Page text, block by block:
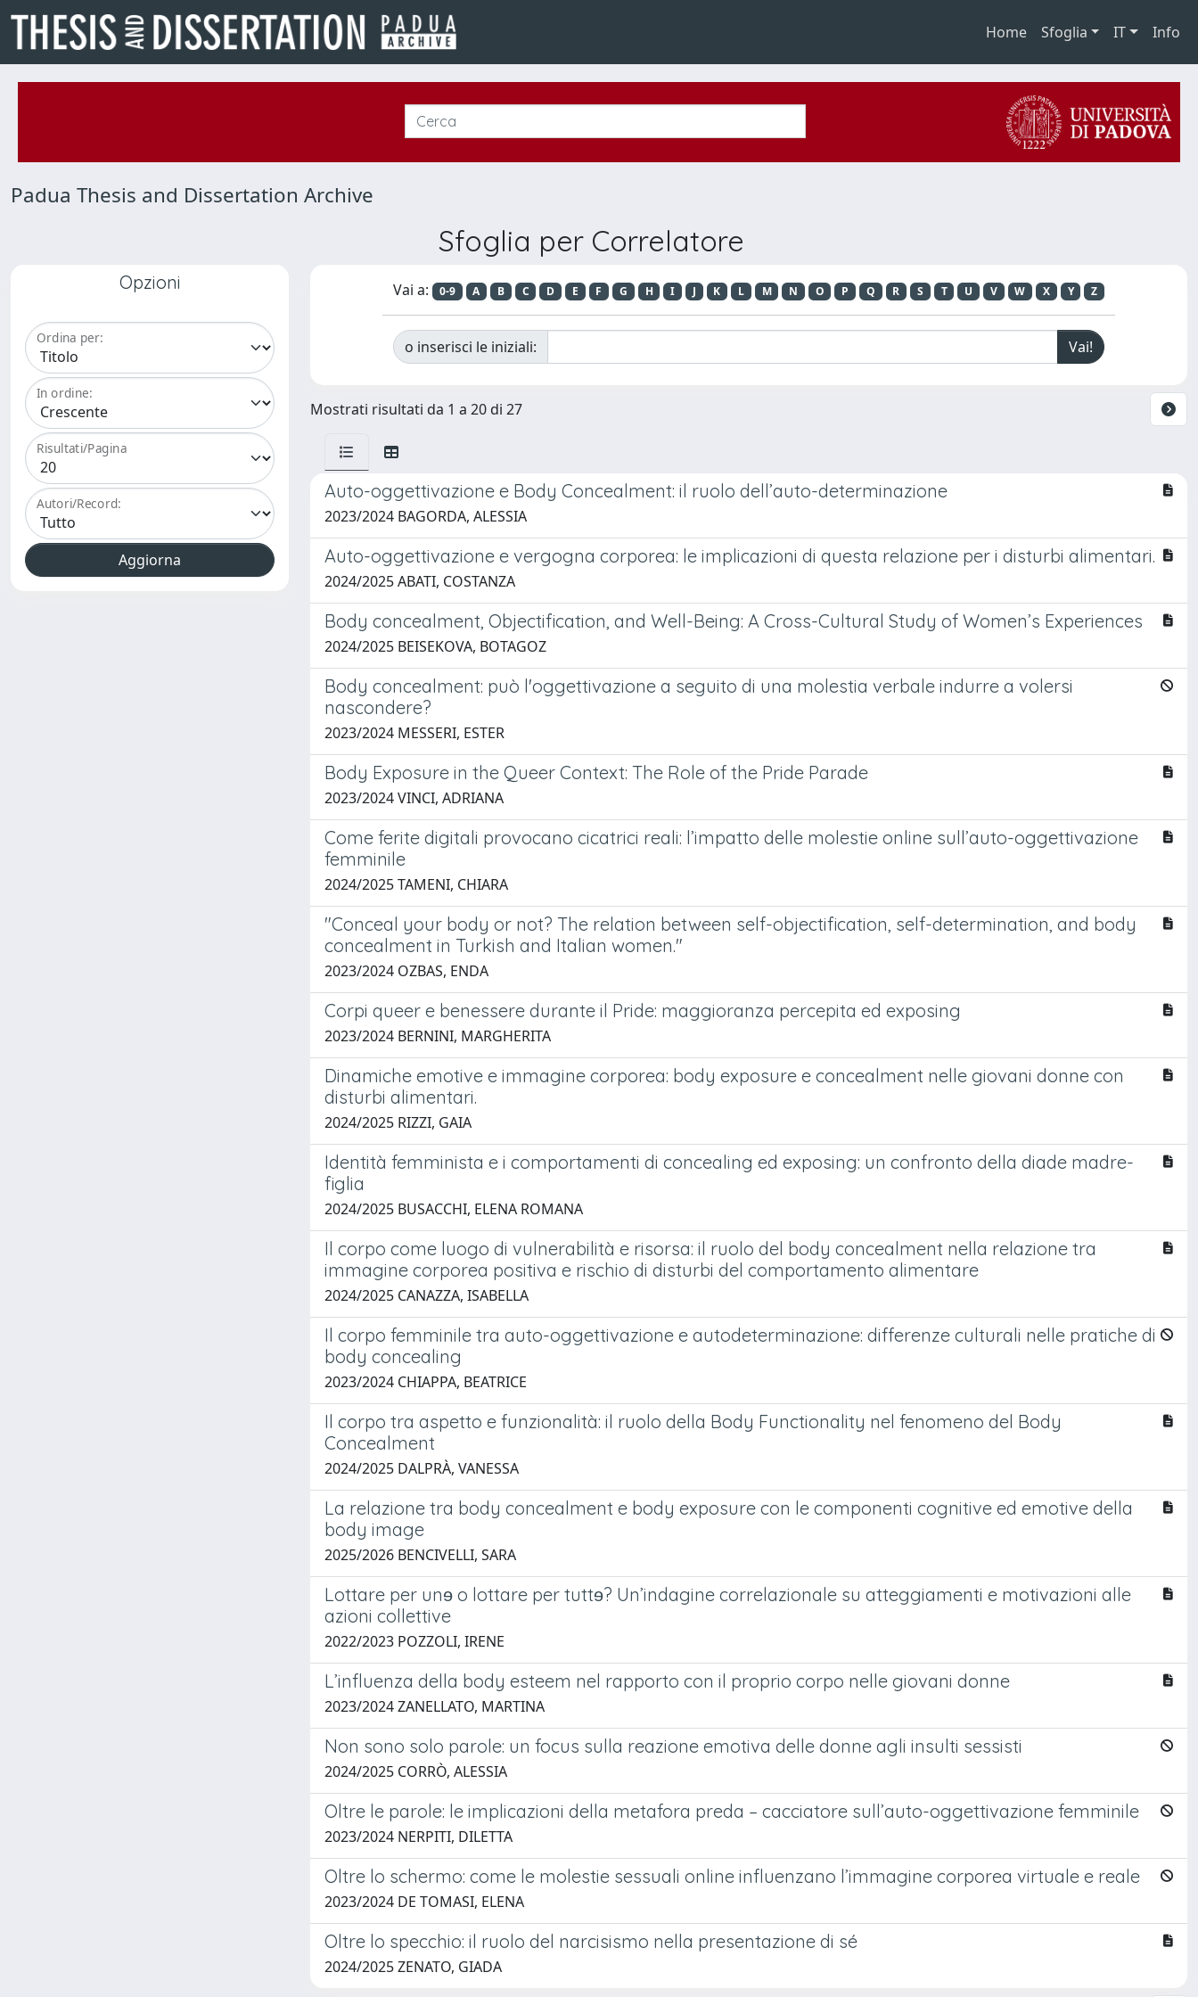
Home Sfoglia IT Info
Padua Thesis and Dissertation Archive
Sfoglia per Correlatore
Opzioni
Ordina per:
In ordine:
Risultati/Pagina
Autori/Record:
Vai a: 0-9 A B C D E F G H I J K L M N O P Q R S T U V W X Y Z
o inserisci le iniziali:
Mostrati risultati da 1 a 20 di 27
Auto-oggettivazione e Body Concealment: il ruolo dell’auto-determinazione
2023/2024 BAGORDA, ALESSIA
Auto-oggettivazione e vergogna corporea: le implicazioni di questa relazione per i disturbi alimentari.
2024/2025 ABATI, COSTANZA
Body concealment, Objectification, and Well-Being: A Cross-Cultural Study of Women’s Experiences
2024/2025 BEISEKOVA, BOTAGOZ
Body concealment: può l'oggettivazione a seguito di una molestia verbale indurre a volersi
nascondere?
2023/2024 MESSERI, ESTER
Body Exposure in the Queer Context: The Role of the Pride Parade
2023/2024 VINCI, ADRIANA
Come ferite digitali provocano cicatrici reali: l’impatto delle molestie online sull’auto-oggettivazione
femminile
2024/2025 TAMENI, CHIARA
"Conceal your body or not? The relation between self-objectification, self-determination, and body
concealment in Turkish and Italian women."
2023/2024 OZBAS, ENDA
Corpi queer e benessere durante il Pride: maggioranza percepita ed exposing
2023/2024 BERNINI, MARGHERITA
Dinamiche emotive e immagine corporea: body exposure e concealment nelle giovani donne con
disturbi alimentari.
2024/2025 RIZZI, GAIA
Identità femminista e i comportamenti di concealing ed exposing: un confronto della diade madre-
figlia
2024/2025 BUSACCHI, ELENA ROMANA
Il corpo come luogo di vulnerabilità e risorsa: il ruolo del body concealment nella relazione tra
immagine corporea positiva e rischio di disturbi del comportamento alimentare
2024/2025 CANAZZA, ISABELLA
Il corpo femminile tra auto-oggettivazione e autodeterminazione: differenze culturali nelle pratiche di
body concealing
2023/2024 CHIAPPA, BEATRICE
Il corpo tra aspetto e funzionalità: il ruolo della Body Functionality nel fenomeno del Body
Concealment
2024/2025 DALPRÀ, VANESSA
La relazione tra body concealment e body exposure con le componenti cognitive ed emotive della
body image
2025/2026 BENCIVELLI, SARA
Lottare per unɘ o lottare per tuttɘ? Un’indagine correlazionale su atteggiamenti e motivazioni alle
azioni collettive
2022/2023 POZZOLI, IRENE
L’influenza della body esteem nel rapporto con il proprio corpo nelle giovani donne
2023/2024 ZANELLATO, MARTINA
Non sono solo parole: un focus sulla reazione emotiva delle donne agli insulti sessisti
2024/2025 CORRÒ, ALESSIA
Oltre le parole: le implicazioni della metafora preda – cacciatore sull’auto-oggettivazione femminile
2023/2024 NERPITI, DILETTA
Oltre lo schermo: come le molestie sessuali online influenzano l’immagine corporea virtuale e reale
2023/2024 DE TOMASI, ELENA
Oltre lo specchio: il ruolo del narcisismo nella presentazione di sé
2024/2025 ZENATO, GIADA